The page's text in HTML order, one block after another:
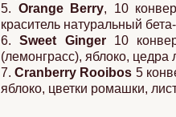
5. Orange Berry, 10
краситель натуральный
6.Sweet Ginger10
(лемонграсс), яблоко,
7.Cranberry Rooibos 5
яблоко, цветки ромашки,